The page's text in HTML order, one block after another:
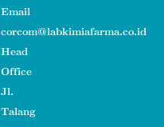
Email
corcom@labkimiafarma.co.id
Head
Office
Jl.
Talang